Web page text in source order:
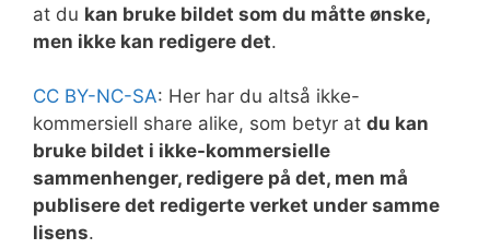
at du kan bruke bildet som du måtte ønske,
men ikke kan redigere det.
CC BY-NC-SA: Her har du altså ikke-
kommersiell share alike, som betyr at du kan
bruke bildet i ikke-kommersielle
sammenhenger, redigere på det, men må
publisere det redigerte verket under samme
lisens.